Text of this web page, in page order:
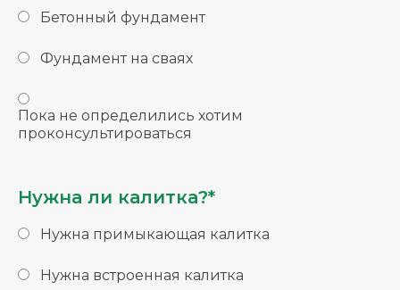
Бетонный фундамент
Фундамент на сваях
Пока не определились хотим
проконсультироваться
Нужна ли калитка?*
Нужна примыкающая калитка
Нужна встроенная калитка